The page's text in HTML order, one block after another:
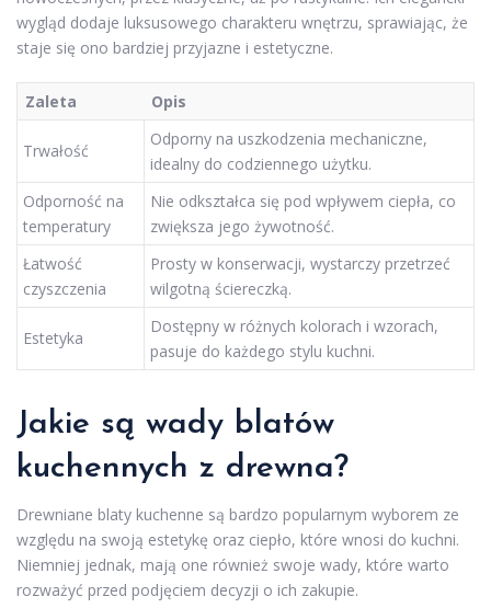
wygląd dodaje luksusowego charakteru wnętrzu, sprawiając, że
staje się ono bardziej przyjazne i estetyczne.
Zaleta Opis
Trwałość
Odporny na uszkodzenia mechaniczne,
idealny do codziennego użytku.
Odporność na
temperatury
Nie odkształca się pod wpływem ciepła, co
zwiększa jego żywotność.
Łatwość
czyszczenia
Prosty w konserwacji, wystarczy przetrzeć
wilgotną ściereczką.
Estetyka
Dostępny w różnych kolorach i wzorach,
pasuje do każdego stylu kuchni.
Jakie są wady blatów
kuchennych z drewna?
Drewniane blaty kuchenne są bardzo popularnym wyborem ze
względu na swoją estetykę oraz ciepło, które wnosi do kuchni.
Niemniej jednak, mają one również swoje wady, które warto
rozważyć przed podjęciem decyzji o ich zakupie.